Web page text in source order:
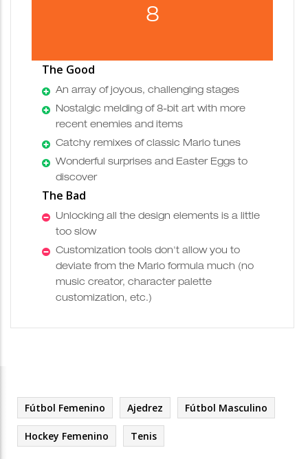
8
The Good
An array of joyous, challenging stages
Nostalgic melding of 8-bit art with more
recent enemies and items
Catchy remixes of classic Mario tunes
Wonderful surprises and Easter Eggs to
discover
The Bad
Unlocking all the design elements is a little
too slow
Customization tools don't allow you to
deviate from the Mario formula much (no
music creator, character palette
customization, etc.)
Fútbol Femenino Ajedrez Fútbol Masculino
Hockey Femenino Tenis